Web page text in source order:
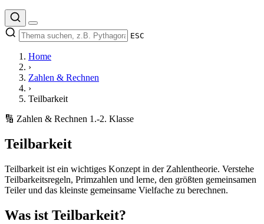
ESC
Home
›
Zahlen & Rechnen
›
Teilbarkeit
🔢 Zahlen & Rechnen 1.-2. Klasse
Teilbarkeit
Teilbarkeit ist ein wichtiges Konzept in der Zahlentheorie. Verstehe
Teilbarkeitsregeln, Primzahlen und lerne, den größten gemeinsamen
Teiler und das kleinste gemeinsame Vielfache zu berechnen.
Was ist Teilbarkeit?